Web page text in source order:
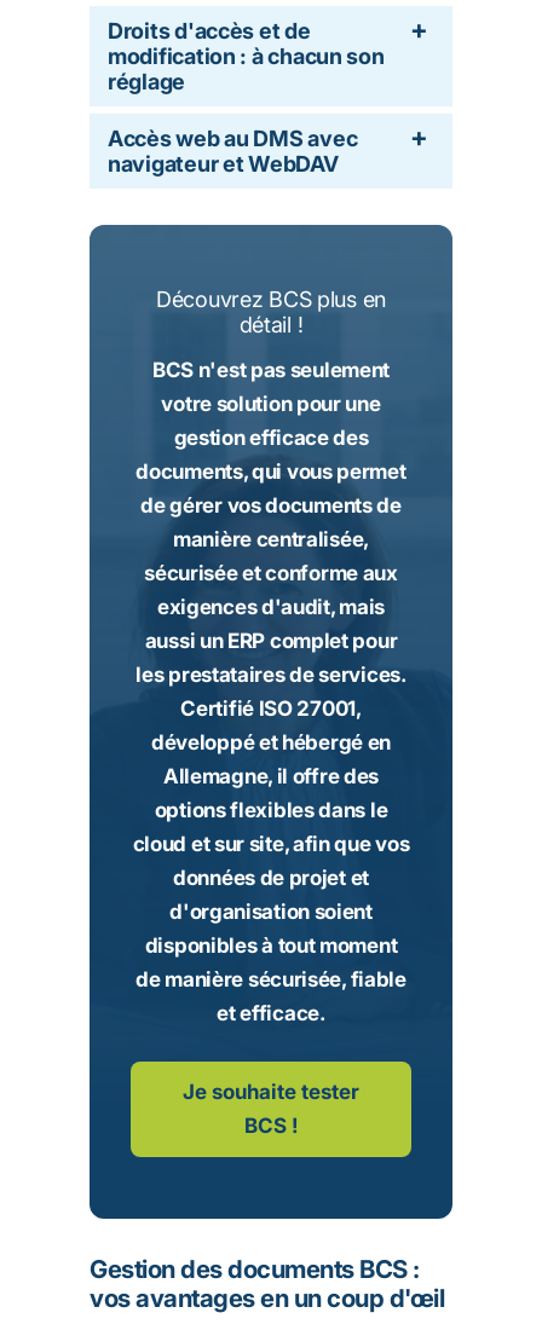
Droits d'accès et de
modification : à chacun son
réglage
Accès web au DMS avec
navigateur et WebDAV
Découvrez BCS plus en
détail !
BCS n'est pas seulement
votre solution pour une
gestion efficace des
documents, qui vous permet
de gérer vos documents de
manière centralisée,
sécurisée et conforme aux
exigences d'audit, mais
aussi un ERP complet pour
les prestataires de services.
Certifié ISO 27001,
développé et hébergé en
Allemagne, il offre des
options flexibles dans le
cloud et sur site, afin que vos
données de projet et
d'organisation soient
disponibles à tout moment
de manière sécurisée, fiable
et efficace.
Je souhaite tester
BCS !
Gestion des documents BCS :
vos avantages en un coup d'œil